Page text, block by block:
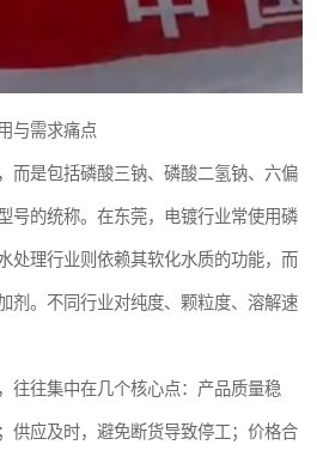
与需求痛点
而是包括磷酸三钠、磷酸二氢钠、六偏
号的统称。在东莞，电镀行业常使用磷
处理行业则依赖其软化水质的功能，而
剂。不同行业对纯度、颗粒度、溶解速
往往集中在几个核心点：产品质量稳
供应及时，避免断货导致停工；价格合